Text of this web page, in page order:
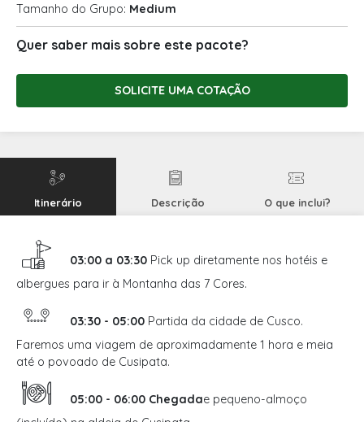
Tamanho do Grupo: Medium
Quer saber mais sobre este pacote?
SOLICITE UMA COTAÇÃO
Itinerário Descrição O que inclui?
03:00 a 03:30 Pick up diretamente nos hotéis e
albergues para ir à Montanha das 7 Cores.
03:30 - 05:00 Partida da cidade de Cusco.
Faremos uma viagem de aproximadamente 1 hora e meia
até o povoado de Cusipata.
05:00 - 06:00 Chegadae pequeno-almoço